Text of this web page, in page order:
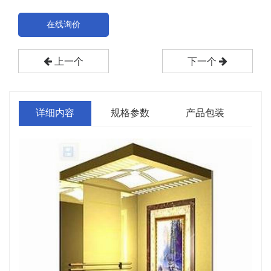
在线询价
上一个 下一个
详细内容 规格参数 产品包装